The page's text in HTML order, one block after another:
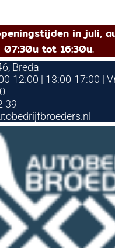
in juli,
07:30u tot 16:30u.
Breda
12.00 | 13:00-17:00 |
39